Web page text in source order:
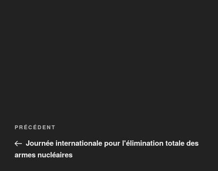
PRÉCÉDENT
Journée internationale pour l'élimination totale des
armes nucléaires